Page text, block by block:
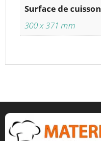
Surface de cuisson
300 x 371 mm